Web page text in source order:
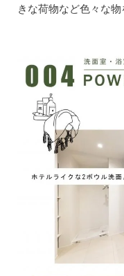
きな荷物など色々な物